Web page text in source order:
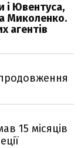
і Ювентуса,
Миколенко.
агентів
15 місяців